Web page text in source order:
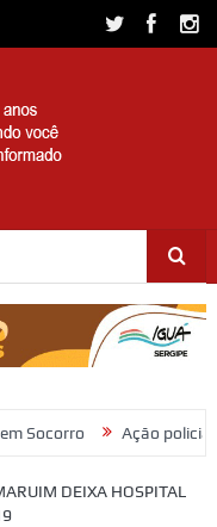
prende trio por furto
DEIXA HOSPITAL